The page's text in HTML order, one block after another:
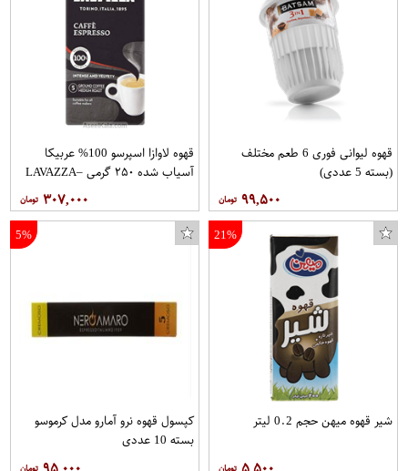
قهوه لیوانی فوری 6 طعم مختلف
(بسته 5 عددی)
۹۹,۵۰۰
قهوه لاوازا اسپرسو 100% عربیکا
آسیاب شده ۲۵۰ گرمی –LAVAZZA
۳۰۷,۰۰۰
21%
شیر قهوه میهن حجم 0.2 لیتر
5%
کپسول قهوه نرو آمارو مدل کرموسو
بسته 10 عددی